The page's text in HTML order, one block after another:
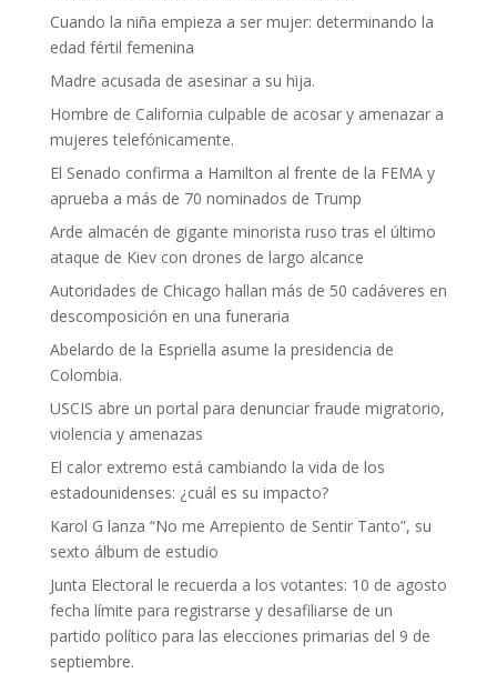
Cuando la niña empieza a ser mujer: determinando la
edad fértil femenina
Madre acusada de asesinar a su hija.
Hombre de California culpable de acosar y amenazar a
mujeres telefónicamente.
El Senado confirma a Hamilton al frente de la FEMA y
aprueba a más de 70 nominados de Trump
Arde almacén de gigante minorista ruso tras el último
ataque de Kiev con drones de largo alcance
Autoridades de Chicago hallan más de 50 cadáveres en
descomposición en una funeraria
Abelardo de la Espriella asume la presidencia de
Colombia.
USCIS abre un portal para denunciar fraude migratorio,
violencia y amenazas
El calor extremo está cambiando la vida de los
estadounidenses: ¿cuál es su impacto?
Karol G lanza “No me Arrepiento de Sentir Tanto”, su
sexto álbum de estudio
Junta Electoral le recuerda a los votantes: 10 de agosto
fecha límite para registrarse y desafiliarse de un
partido político para las elecciones primarias del 9 de
septiembre.